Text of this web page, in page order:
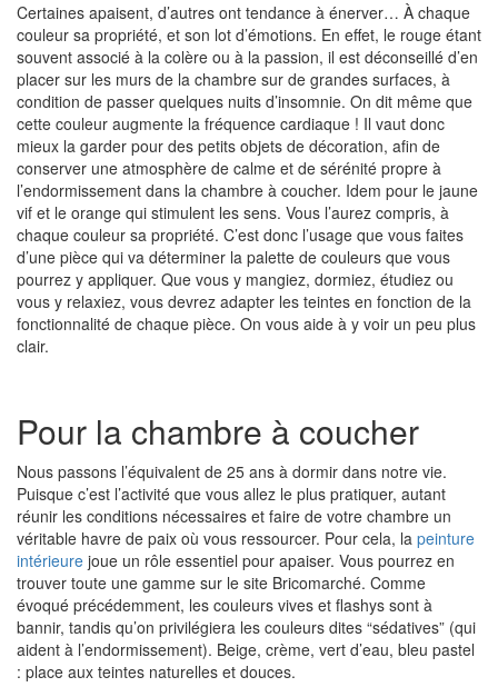
Certaines apaisent, d’autres ont tendance à énerver… À chaque
couleur sa propriété, et son lot d’émotions. En effet, le rouge étant
souvent associé à la colère ou à la passion, il est déconseillé d’en
placer sur les murs de la chambre sur de grandes surfaces, à
condition de passer quelques nuits d’insomnie. On dit même que
cette couleur augmente la fréquence cardiaque ! Il vaut donc
mieux la garder pour des petits objets de décoration, afin de
conserver une atmosphère de calme et de sérénité propre à
l’endormissement dans la chambre à coucher. Idem pour le jaune
vif et le orange qui stimulent les sens. Vous l’aurez compris, à
chaque couleur sa propriété. C’est donc l’usage que vous faites
d’une pièce qui va déterminer la palette de couleurs que vous
pourrez y appliquer. Que vous y mangiez, dormiez, étudiez ou
vous y relaxiez, vous devrez adapter les teintes en fonction de la
fonctionnalité de chaque pièce. On vous aide à y voir un peu plus
clair.
Pour la chambre à coucher
Nous passons l’équivalent de 25 ans à dormir dans notre vie.
Puisque c’est l’activité que vous allez le plus pratiquer, autant
réunir les conditions nécessaires et faire de votre chambre un
véritable havre de paix où vous ressourcer. Pour cela, la peinture
intérieure joue un rôle essentiel pour apaiser. Vous pourrez en
trouver toute une gamme sur le site Bricomarché. Comme
évoqué précédemment, les couleurs vives et flashys sont à
bannir, tandis qu’on privilégiera les couleurs dites “sédatives” (qui
aident à l’endormissement). Beige, crème, vert d’eau, bleu pastel
: place aux teintes naturelles et douces.